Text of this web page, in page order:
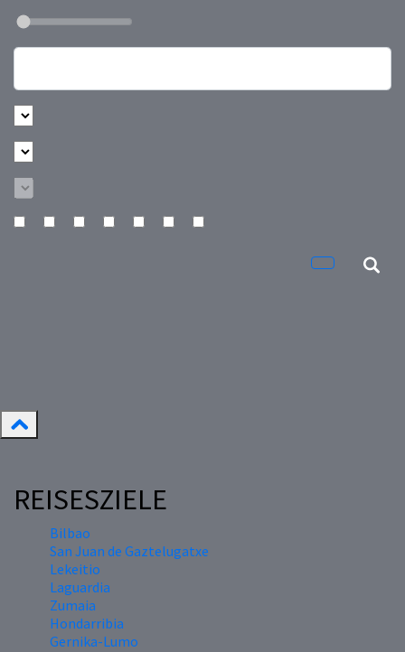
REISESZIELE
Bilbao
San Juan de Gaztelugatxe
Lekeitio
Laguardia
Zumaia
Hondarribia
Gernika-Lumo